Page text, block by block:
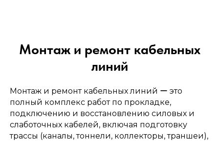
Монтаж и ремонт кабельных
линий
Монтаж и ремонт кабельных линий ー это
полный комплекс работ по прокладке,
подключению и восстановлению силовых и
слаботочных кабелей, включая подготовку
трассы (каналы, тоннели, коллекторы, траншеи),
→
инженерных систем